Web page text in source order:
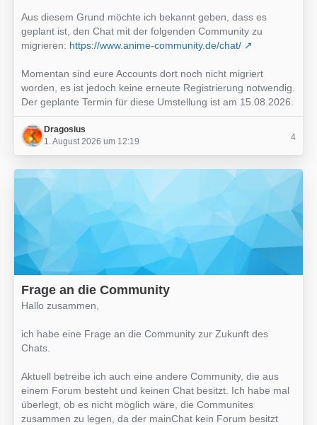
Aus diesem Grund möchte ich bekannt geben, dass es
geplant ist, den Chat mit der folgenden Community zu
migrieren: https://www.anime-community.de/chat/
Momentan sind eure Accounts dort noch nicht migriert
worden, es ist jedoch keine erneute Registrierung notwendig.
Der geplante Termin für diese Umstellung ist am 15.08.2026.
Dragosius
1. August 2026 um 12:19
4
Frage an die Community
Hallo zusammen,
ich habe eine Frage an die Community zur Zukunft des
Chats.
Aktuell betreibe ich auch eine andere Community, die aus
einem Forum besteht und keinen Chat besitzt. Ich habe mal
überlegt, ob es nicht möglich wäre, die Communites
zusammen zu legen, da der mainChat kein Forum besitzt